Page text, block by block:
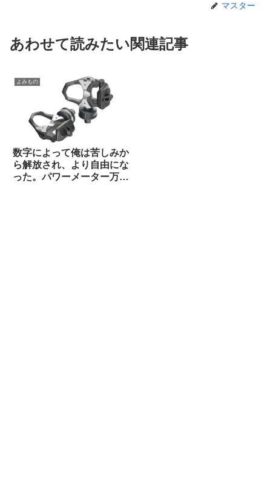
マスター
あわせて読みたい関連記事
よみもの
数字によって俺は苦しみか
ら解放され、より自由にな
った。パワーメーター万